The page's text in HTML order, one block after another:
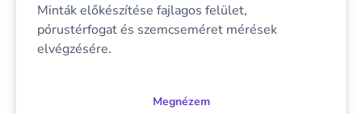
Minták előkészítése fajlagos felület,
pórustérfogat és szemcseméret mérések
elvégzésére.
Megnézem